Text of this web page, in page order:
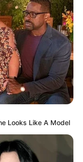
Looks Like A Model